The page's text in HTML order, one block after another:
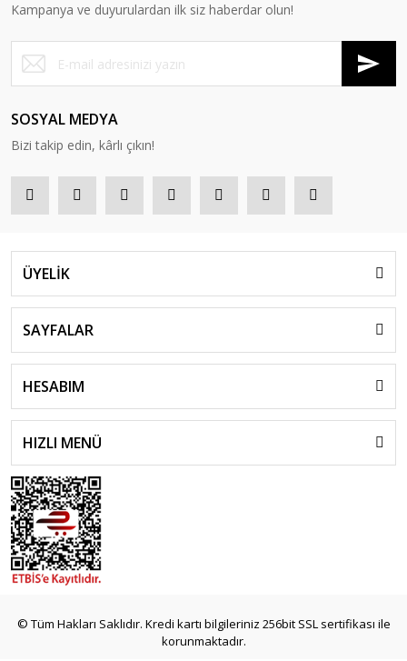
Kampanya ve duyurulardan ilk siz haberdar olun!
SOSYAL MEDYA
Bizi takip edin, kârlı çıkın!
ÜYELİK
SAYFALAR
HESABIM
HIZLI MENÜ
© Tüm Hakları Saklıdır. Kredi kartı bilgileriniz 256bit SSL sertifikası ile
korunmaktadır.